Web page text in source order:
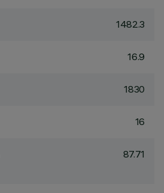
1482.3
16.9
1830
16
87.71